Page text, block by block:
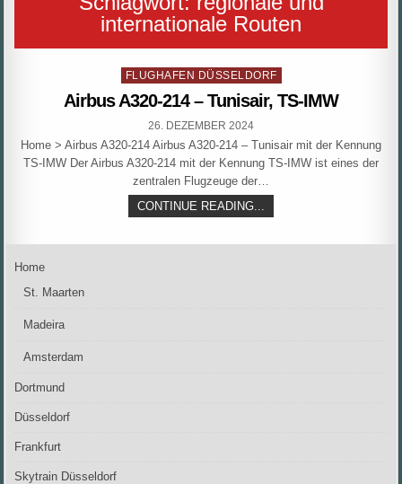
internationale Routen
Posted
in
FLUGHAFEN DÜSSELDORF
Airbus A320-214 – Tunisair, TS-IMW
PUBLISHED
26. DEZEMBER 2024
Home > Airbus A320-214 Airbus A320-214 – Tunisair mit der Kennung
TS-IMW Der Airbus A320-214 mit der Kennung TS-IMW ist eines der
zentralen Flugzeuge der…
CONTINUE READING...
A320-
–
Home
St. Maarten
Madeira
Amsterdam
Dortmund
Düsseldorf
Frankfurt
Skytrain Düsseldorf